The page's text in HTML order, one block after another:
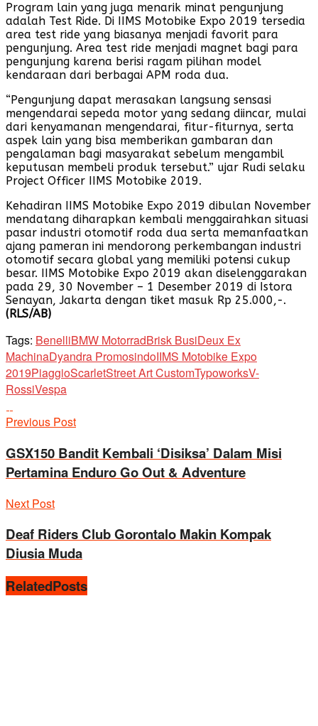
Program lain yang juga menarik minat pengunjung
adalah Test Ride. Di IIMS Motobike Expo 2019 tersedia
area test ride yang biasanya menjadi favorit para
pengunjung. Area test ride menjadi magnet bagi para
pengunjung karena berisi ragam pilihan model
kendaraan dari berbagai APM roda dua.
“Pengunjung dapat merasakan langsung sensasi
mengendarai sepeda motor yang sedang diincar, mulai
dari kenyamanan mengendarai, fitur-fiturnya, serta
aspek lain yang bisa memberikan gambaran dan
pengalaman bagi masyarakat sebelum mengambil
keputusan membeli produk tersebut.” ujar Rudi selaku
Project Officer IIMS Motobike 2019.
Kehadiran IIMS Motobike Expo 2019 dibulan November
mendatang diharapkan kembali menggairahkan situasi
pasar industri otomotif roda dua serta memanfaatkan
ajang pameran ini mendorong perkembangan industri
otomotif secara global yang memiliki potensi cukup
besar. IIMS Motobike Expo 2019 akan diselenggarakan
pada 29, 30 November – 1 Desember 2019 di Istora
Senayan, Jakarta dengan tiket masuk Rp 25.000,-.
(RLS/AB)
Tags: BenelliBMW MotorradBrisk BusiDeux Ex
MachinaDyandra PromosindoIIMS Motobike Expo
2019PiaggioScarletStreet Art CustomTypoworksV-
RossiVespa
Previous Post
GSX150 Bandit Kembali ‘Disiksa’ Dalam Misi
Pertamina Enduro Go Out & Adventure
Next Post
Deaf Riders Club Gorontalo Makin Kompak
Diusia Muda
RelatedPosts